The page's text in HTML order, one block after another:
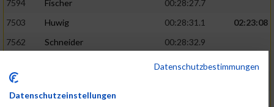
7594 Fischer
00:28:27.7
7503
Huwig 00:28:31.1
02:23:08
7562
Schneider
00:28:32.9
00:28:33.9
7463
7540
Altmeyer
Datenschutzbestimmungen
Datenschutzeinstellungen